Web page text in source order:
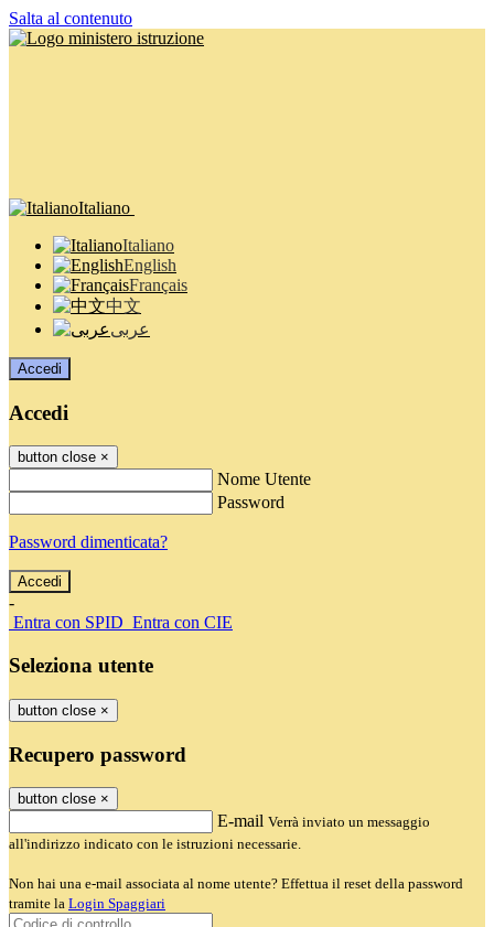
Salta al contenuto
Italiano
Italiano
English
Français
中文
عربى
Accedi
Accedi
button close ×
Nome Utente
Password
Password dimenticata?
-
Entra con SPID Entra con CIE
Seleziona utente
button close ×
Recupero password
button close ×
E-mail Verrà inviato un messaggio
all'indirizzo indicato con le istruzioni necessarie.
Non hai una e-mail associata al nome utente? Effettua il reset della password
tramite la Login Spaggiari